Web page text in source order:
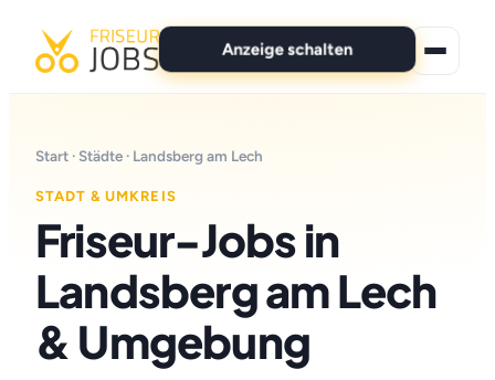
Anzeige schalten
Für Bewerber
Marken
News
Start · Städte · Landsberg am Lech
STADT & UMKREIS
Friseur-Jobs in
Landsberg am Lech
& Umgebung